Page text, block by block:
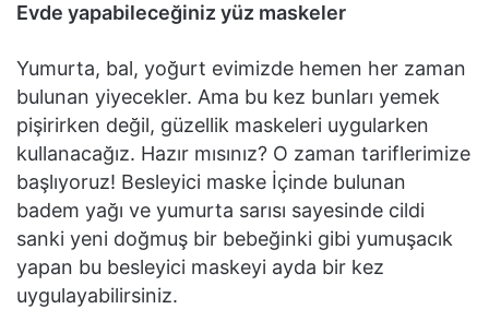
Evde yapabileceğiniz yüz maskeler
Yumurta, bal, yoğurt evimizde hemen her zaman
bulunan yiyecekler. Ama bu kez bunları yemek
pişirirken değil, güzellik maskeleri uygularken
kullanacağız. Hazır mısınız? O zaman tariflerimize
başlıyoruz! Besleyici maske İçinde bulunan
badem yağı ve yumurta sarısı sayesinde cildi
sanki yeni doğmuş bir bebeğinki gibi yumuşacık
yapan bu besleyici maskeyi ayda bir kez
uygulayabilirsiniz.